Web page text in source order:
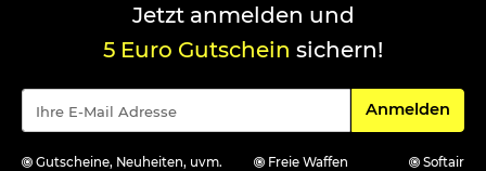
Jetzt anmelden und
5 Euro Gutschein sichern!
Für den
Anmelden
Gutscheine, Neuheiten, uvm. Freie Waffen
Softair